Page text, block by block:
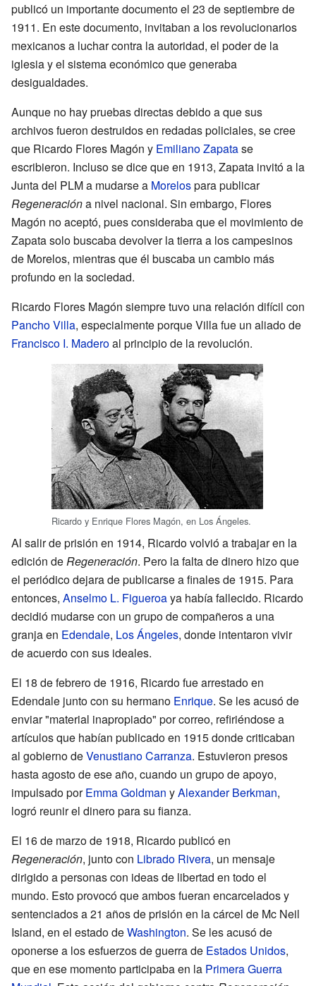
publicó un importante documento el 23 de septiembre de
1911. En este documento, invitaban a los revolucionarios
mexicanos a luchar contra la autoridad, el poder de la
iglesia y el sistema económico que generaba
desigualdades.
Aunque no hay pruebas directas debido a que sus
archivos fueron destruidos en redadas policiales, se cree
que Ricardo Flores Magón y Emiliano Zapatase
escribieron. Incluso se dice que en 1913, Zapata invitó a la
Junta del PLM a mudarse a Morelospara publicar
Regeneracióna nivel nacional. Sin embargo, Flores
Magón no aceptó, pues consideraba que el movimiento de
Zapata solo buscaba devolver la tierra a los campesinos
de Morelos, mientras que él buscaba un cambio más
profundo en la sociedad.
Ricardo Flores Magón siempre tuvo una relación difícil con
Pancho Villa, especialmente porque Villa fue un aliado de
Francisco I. Maderoal principio de la revolución.
Ricardo y Enrique Flores Magón, en Los Ángeles.
Al salir de prisión en 1914, Ricardo volvió a trabajar en la
edición deRegeneración. Pero la falta de dinero hizo que
el periódico dejara de publicarse a finales de 1915. Para
entonces, Anselmo L. Figueroaya había fallecido. Ricardo
decidió mudarse con un grupo de compañeros a una
granja en Edendale, Los Ángeles, donde intentaron vivir
de acuerdo con sus ideales.
El 18 de febrero de 1916, Ricardo fue arrestado en
Edendale junto con su hermano Enrique. Se les acusó de
enviar "material inapropiado" por correo, refiriéndose a
artículos que habían publicado en 1915 donde criticaban
al gobierno deVenustiano Carranza. Estuvieron presos
hasta agosto de ese año, cuando un grupo de apoyo,
impulsado porEmma Goldman yAlexander Berkman,
logró reunir el dinero para su fianza.
El 16 de marzo de 1918, Ricardo publicó en
Regeneración, junto con Librado Rivera, un mensaje
dirigido a personas con ideas de libertad en todo el
mundo. Esto provocó que ambos fueran encarcelados y
sentenciados a 21 años de prisión en la cárcel de Mc Neil
Island, en el estado deWashington. Se les acusó de
oponerse a los esfuerzos de guerra de Estados Unidos,
que en ese momento participaba en la Primera Guerra